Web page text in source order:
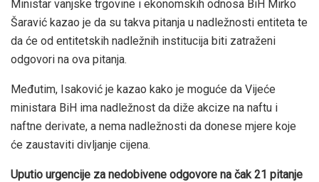
Ministar vanjske trgovine i ekonomskih odnosa BiH Mirko
Šaravić kazao je da su takva pitanja u nadležnosti entiteta te
da će od entitetskih nadležnih institucija biti zatraženi
odgovori na ova pitanja.
Međutim, Isaković je kazao kako je moguće da Vijeće
ministara BiH ima nadležnost da diže akcize na naftu i
naftne derivate, a nema nadležnosti da donese mjere koje
će zaustaviti divljanje cijena.
Uputio urgencije za nedobivene odgovore na čak 21 pitanje